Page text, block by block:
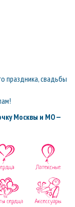
праздника, свадьбы
Москвы и МО —